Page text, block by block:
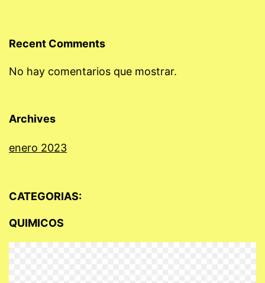
Recent Comments
No hay comentarios que mostrar.
Archives
enero 2023
CATEGORIAS:
QUIMICOS